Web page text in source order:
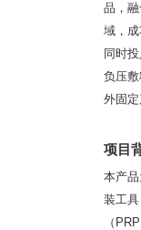
品，
域，
同时
负压
外固定
项目
本产
装工
（